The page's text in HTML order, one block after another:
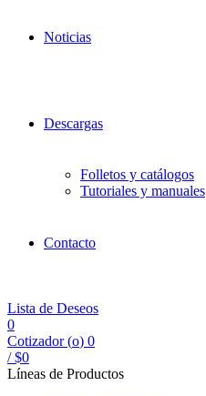
Noticias
Descargas
Folletos y catálogos
Tutoriales y manuales
Contacto
Lista de Deseos
0
Cotizador (o) 0
/ $0
Líneas de Productos